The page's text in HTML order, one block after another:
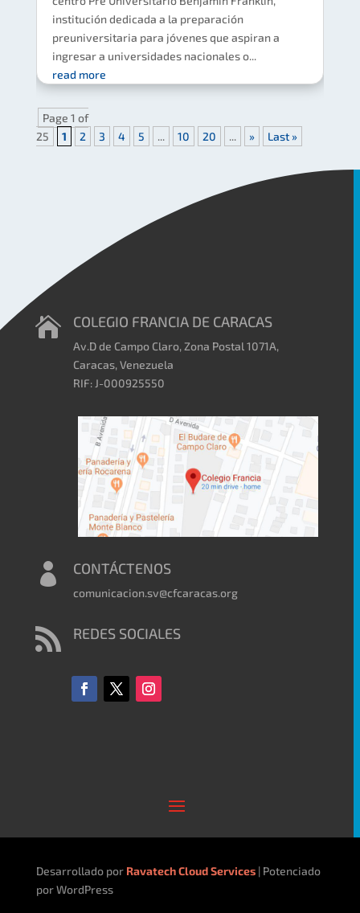
institución dedicada a la preparación
preuniversitaria para jóvenes que aspiran a
ingresar a universidades nacionales o...
read more
Page 1 of
25
1 2 3 4 5 ... 10 20 ... » Last »
 COLEGIO FRANCIA DE CARACAS
Av.D de Campo Claro, Zona Postal 1071A,
Caracas, Venezuela
RIF: J-000925550
 CONTÁCTENOS
comunicacion.sv@cfcaracas.org
 REDES SOCIALES
Desarrollado por Ravatech Cloud Services| Potenciado
por WordPress